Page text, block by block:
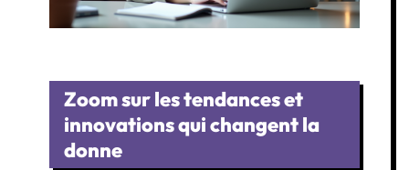
Zoom sur les tendances et
innovations qui changent la
donne